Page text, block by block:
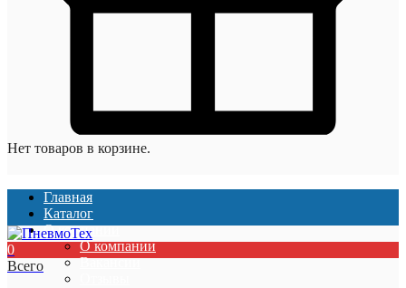
Нет товаров в корзине.
Главная
Каталог
О компании
О компании
Вакансии
0
Всего